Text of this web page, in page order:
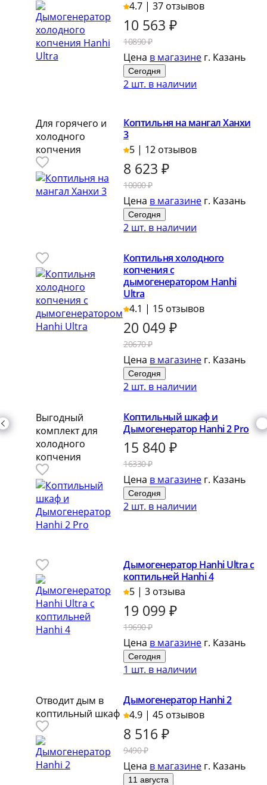
4.7 | 37 отзывов
10 563₽
10890 ₽
Цена в магазине г. Казань
Сегодня
2 шт. в наличии
Для горячего и
холодного
копчения
Коптильня на мангал Ханхи
3
5 | 12 отзывов
8 623₽
10000 ₽
Цена в магазине г. Казань
Сегодня
2 шт. в наличии
Коптильня холодного
копчения с
дымогенератором Hanhi
Ultra
4.1 | 15 отзывов
20 049₽
20670 ₽
Цена в магазине г. Казань
Сегодня
2 шт. в наличии
Выгодный
комплект для
холодного
копчения
Коптильный шкаф и
Дымогенератор Hanhi 2 Pro
15 840₽
16330 ₽
Цена в магазине г. Казань
Сегодня
2 шт. в наличии
Дымогенератор Hanhi Ultra с
коптильней Hanhi 4
5 | 3 отзыва
19 099₽
19690 ₽
Цена в магазине г. Казань
Сегодня
1 шт. в наличии
Отводит дым в
коптильный шкаф
Дымогенератор Hanhi 2
4.9 | 45 отзывов
8 516₽
9490 ₽
Цена в магазине г. Казань
11 августа